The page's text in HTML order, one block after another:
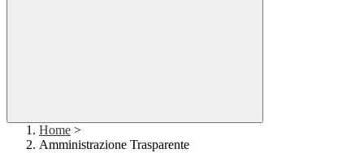
Home >
Amministrazione Trasparente